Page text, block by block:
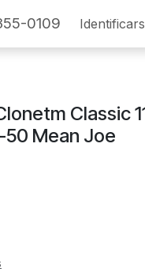
SERVICIO POSTVENTA
0109
Classic
50 Mean Joe